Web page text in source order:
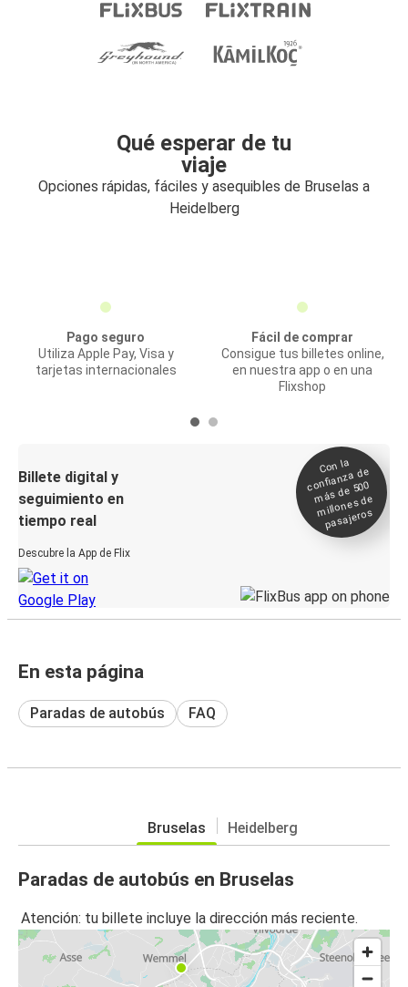
Qué esperar de tu
viaje
Opciones rápidas, fáciles y asequibles de Bruselas a
Heidelberg
Pago seguro
Utiliza Apple Pay, Visa y
tarjetas internacionales
Fácil de comprar
Consigue tus billetes online,
en nuestra app o en una
Flixshop
Billete digital y
seguimiento en
tiempo real
Descubre la App de Flix
Con la
confianza de
más de 500
millones de
pasajeros
En esta página
Paradas de autobús FAQ
Bruselas Heidelberg
Paradas de autobús en Bruselas
Atención: tu billete incluye la dirección más reciente.